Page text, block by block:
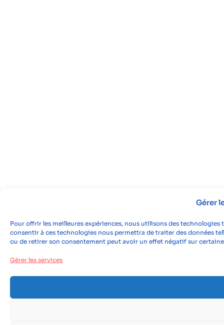
Gérer
Pour offrir les meilleures expériences, nous utilisons des
consentir à ces technologies nous permettra de traiter des données
ou de retirer son consentement peut avoir un effet négatif sur
Gérer les services